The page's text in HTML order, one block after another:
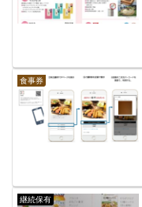
食事券
継続保有